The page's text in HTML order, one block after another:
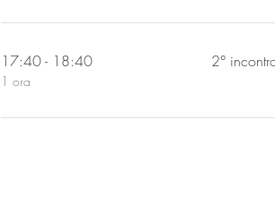
17:40 - 18:40
1 ora
2°